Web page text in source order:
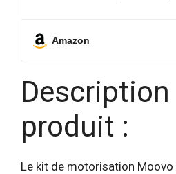
Amazon
Description
produit :
Le kit de motorisation Moovo